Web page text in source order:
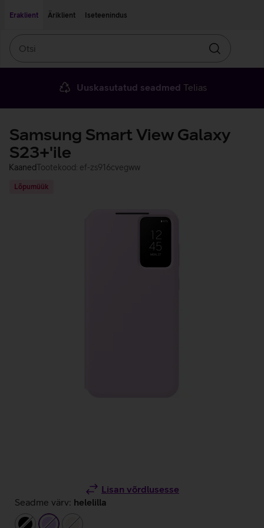
Eraklient
Äriklient Iseteenindus
Otsin
Uuskasutatud seadmed Telias
Samsung Smart View Galaxy
S23+'ile
KaanedTootekood: ef-zs916cvegww
Lõpumüük
Lisan võrdlusesse
Seadme värv: helelilla
must
helelillabeež